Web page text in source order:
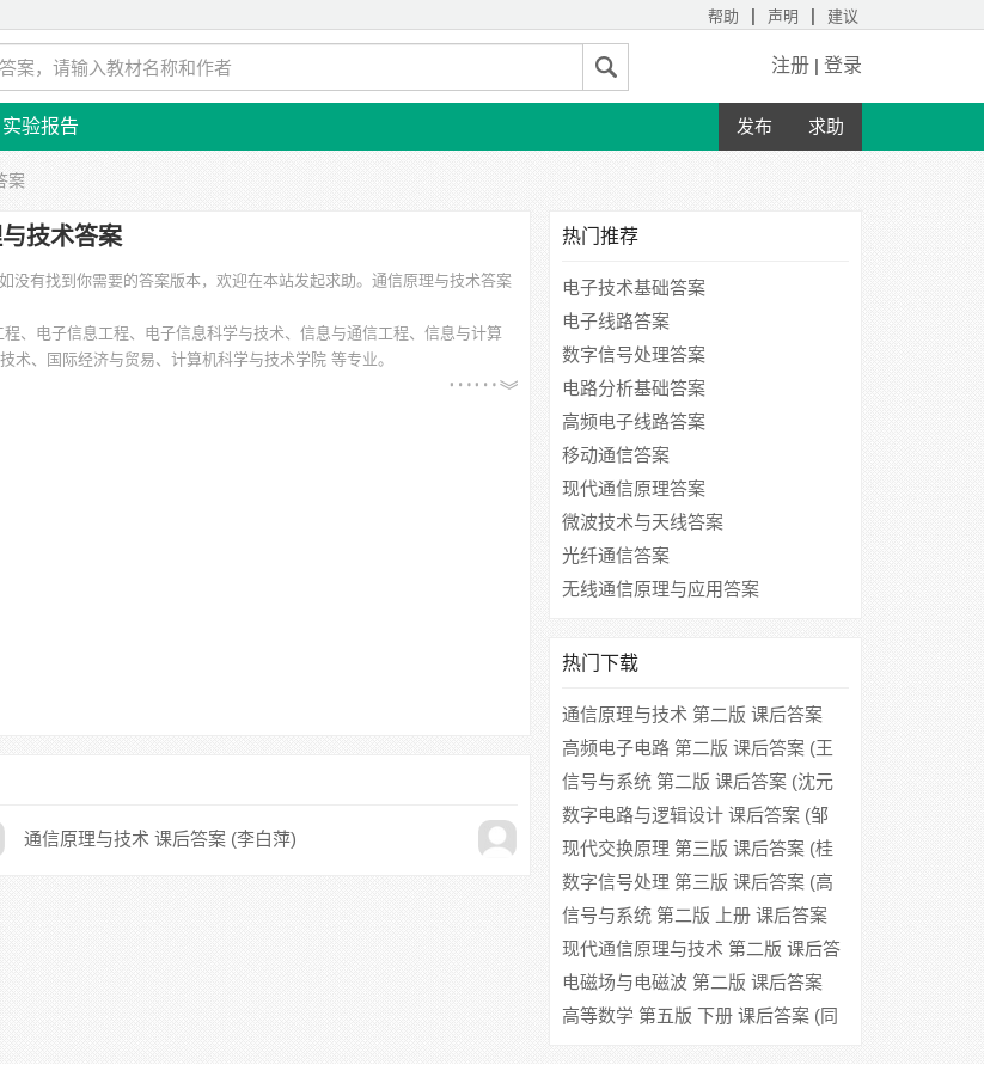
帮助 | 声明 | 建议
注册 | 登录
实验报告 发布 求助
案
技术答案
没有找到你需要的答案版本，欢迎在本站发起求助。 通信原理与技术答案
程、电子信息工程、电子信息科学与技术、信息与通信工程、信息与计算
术、国际经济与贸易、计算机科学与技术学院 等专业。
庆邮电大学、哈尔滨工业大学、华南师范大学南海校区、烟台大学、淮阴
通信原理与技术 课后答案 (李白萍)
热门推荐
电子技术基础答案
电子线路答案
数字信号处理答案
电路分析基础答案
高频电子线路答案
移动通信答案
现代通信原理答案
微波技术与天线答案
光纤通信答案
无线通信原理与应用答案
热门下载
通信原理与技术 第二版 课后答案
(蒋青 吕翊)
高频电子电路 第二版 课后答案 (王
卫东)
信号与系统 第二版 课后答案 (沈元
隆 周井泉)
数字电路与逻辑设计 课后答案 (邹
红)
现代交换原理 第三版 课后答案 (桂
海源)
数字信号处理 第三版 课后答案 (高
西全 丁玉美)
信号与系统 第二版 上册 课后答案
(郑君里)
现代通信原理与技术 第二版 课后答
案 (张辉 曹丽娜)
电磁场与电磁波 第二版 课后答案
(杨儒贵)
高等数学 第五版 下册 课后答案 (同